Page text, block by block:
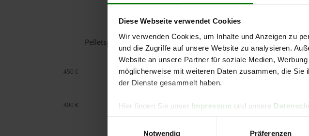
Diese Webseite verwendet Cookies
Wir verwenden Cookies, um Inhalte und Anzeigen zu
und die Zugriffe auf unsere Website zu analysieren.
Website an unsere Partner für soziale Medien,
möglicherweise mit weiteren Daten zusammen, die
der Dienste gesammelt haben.
Hier finden Sie unser Impressum und unsere
Notwendig
Präferenzen
Holzpellets-
Pelletspreise in Maria Schmolln für 1 Tonne bei Abnahmevon 6
400 €
450 €